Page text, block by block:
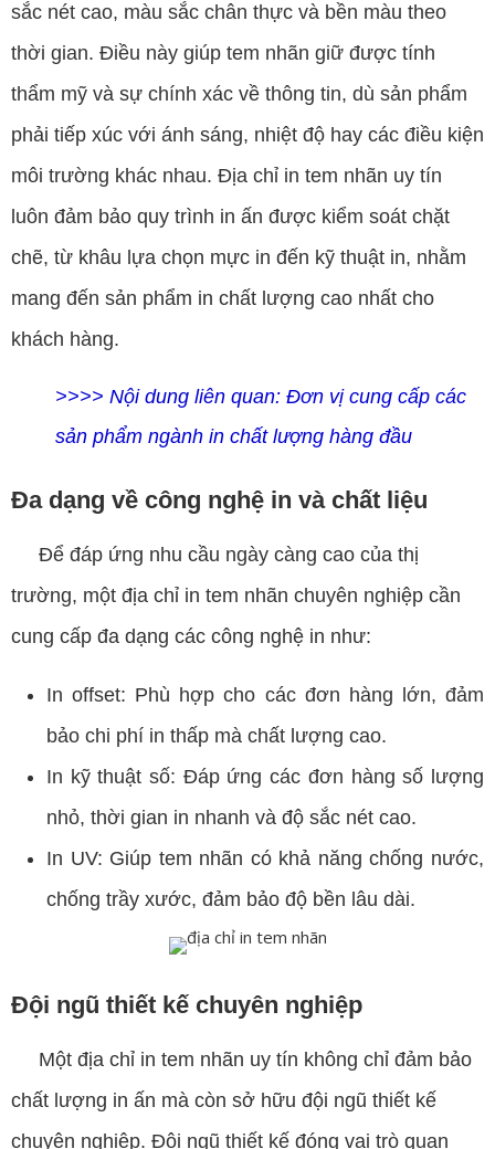
sắc nét cao, màu sắc chân thực và bền màu theo
thời gian. Điều này giúp tem nhãn giữ được tính
thẩm mỹ và sự chính xác về thông tin, dù sản phẩm
phải tiếp xúc với ánh sáng, nhiệt độ hay các điều kiện
môi trường khác nhau. Địa chỉ in tem nhãn uy tín
luôn đảm bảo quy trình in ấn được kiểm soát chặt
chẽ, từ khâu lựa chọn mực in đến kỹ thuật in, nhằm
mang đến sản phẩm in chất lượng cao nhất cho
khách hàng.
>>>> Nội dung liên quan: Đơn vị cung cấp các
sản phẩm ngành in chất lượng hàng đầu
Đa dạng về công nghệ in và chất liệu
Để đáp ứng nhu cầu ngày càng cao của thị
trường, một địa chỉ in tem nhãn chuyên nghiệp cần
cung cấp đa dạng các công nghệ in như:
In offset: Phù hợp cho các đơn hàng lớn, đảm
bảo chi phí in thấp mà chất lượng cao.
In kỹ thuật số: Đáp ứng các đơn hàng số lượng
nhỏ, thời gian in nhanh và độ sắc nét cao.
In UV: Giúp tem nhãn có khả năng chống nước,
chống trầy xước, đảm bảo độ bền lâu dài.
Đội ngũ thiết kế chuyên nghiệp
Một địa chỉ in tem nhãn uy tín không chỉ đảm bảo
chất lượng in ấn mà còn sở hữu đội ngũ thiết kế
chuyên nghiệp. Đội ngũ thiết kế đóng vai trò quan